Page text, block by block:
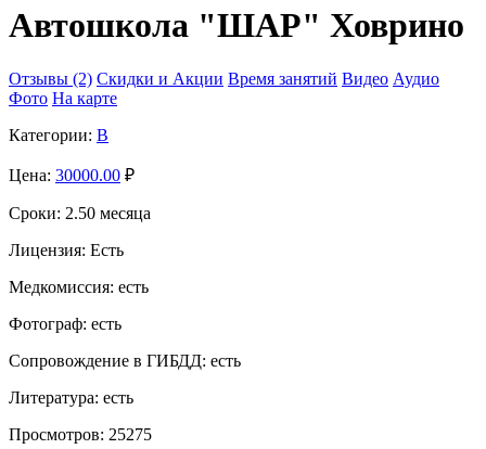
Автошкола "ШАР" Ховрино
Отзывы (2) Скидки и Акции Время занятий Видео Аудио
Фото На карте
Категории: B
Цена: 30000.00 ₽
Сроки: 2.50 месяца
Лицензия: Есть
Медкомиссия: есть
Фотограф: есть
Сопровождение в ГИБДД: есть
Литература: есть
Просмотров: 25275